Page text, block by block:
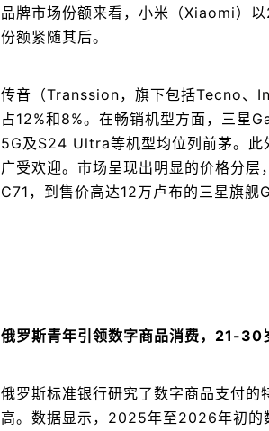
品牌市场份额来看，小米（Xiaomi）
份额紧随其后。
传音（Transsion，旗下包括Tecno、
占12%和8%。在畅销机型方面，三
5G及S24 Ultra等机型均位列前茅。
广受欢迎。市场呈现出明显的价格分
C71，到售价高达12万卢布的三星旗
俄罗斯青年引领数字商品消费，21-
俄罗斯标准银行研究了数字商品支付
高。数据显示，2025年至2026年初的